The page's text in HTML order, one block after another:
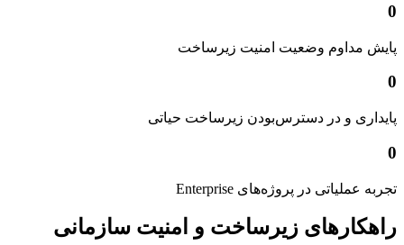
0
پایش مداوم وضعیت امنیت زیرساخت
0
پایداری و در دسترس‌بودن زیرساخت حیاتی
0
تجربه عملیاتی در پروژه‌های Enterprise
راهکارهای زیرساخت و امنیت سازمانی